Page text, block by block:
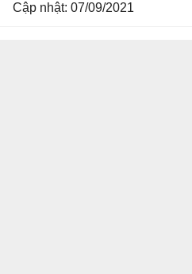
Cập nhật: 07/09/2021